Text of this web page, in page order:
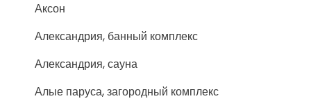
Аксон
Александрия, банный комплекс
Александрия, сауна
Алые паруса, загородный комплекс